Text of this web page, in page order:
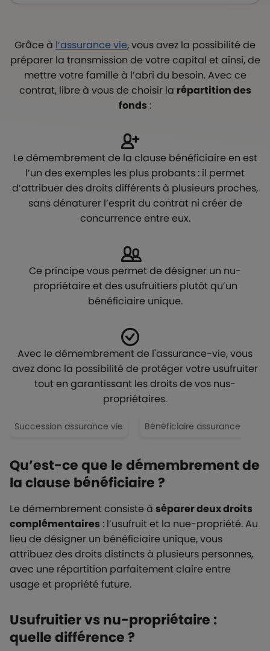
Grâce à l’assurance vie, vous avez la possibilité de
préparer la transmission de votre capital et ainsi, de
mettre votre famille à l’abri du besoin. Avec ce
contrat, libre à vous de choisir la répartition des
fonds :
Le démembrement de la clause bénéficiaire en est
l’un des exemples les plus probants : il permet
d’attribuer des droits différents à plusieurs proches,
sans dénaturer l’esprit du contrat ni créer de
concurrence entre eux.
Ce principe vous permet de désigner un nu-
propriétaire et des usufruitiers plutôt qu’un
bénéficiaire unique.
Avec le démembrement de l'assurance-vie, vous
avez donc la possibilité de protéger votre usufruiter
tout en garantissant les droits de vos nus-
propriétaires.
Succession assurance vie Bénéficiaire assurance vie
Qu’est-ce que le démembrement de
la clause bénéficiaire ?
Le démembrement consiste à séparer deux droits
complémentaires : l’usufruit et la nue-propriété. Au
lieu de désigner un bénéficiaire unique, vous
attribuez des droits distincts à plusieurs personnes,
avec une répartition parfaitement claire entre
usage et propriété future.
Usufruitier vs nu-propriétaire :
quelle différence ?